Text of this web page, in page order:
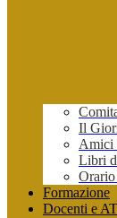
Il
Amici
Libri
Formazione
Docenti e